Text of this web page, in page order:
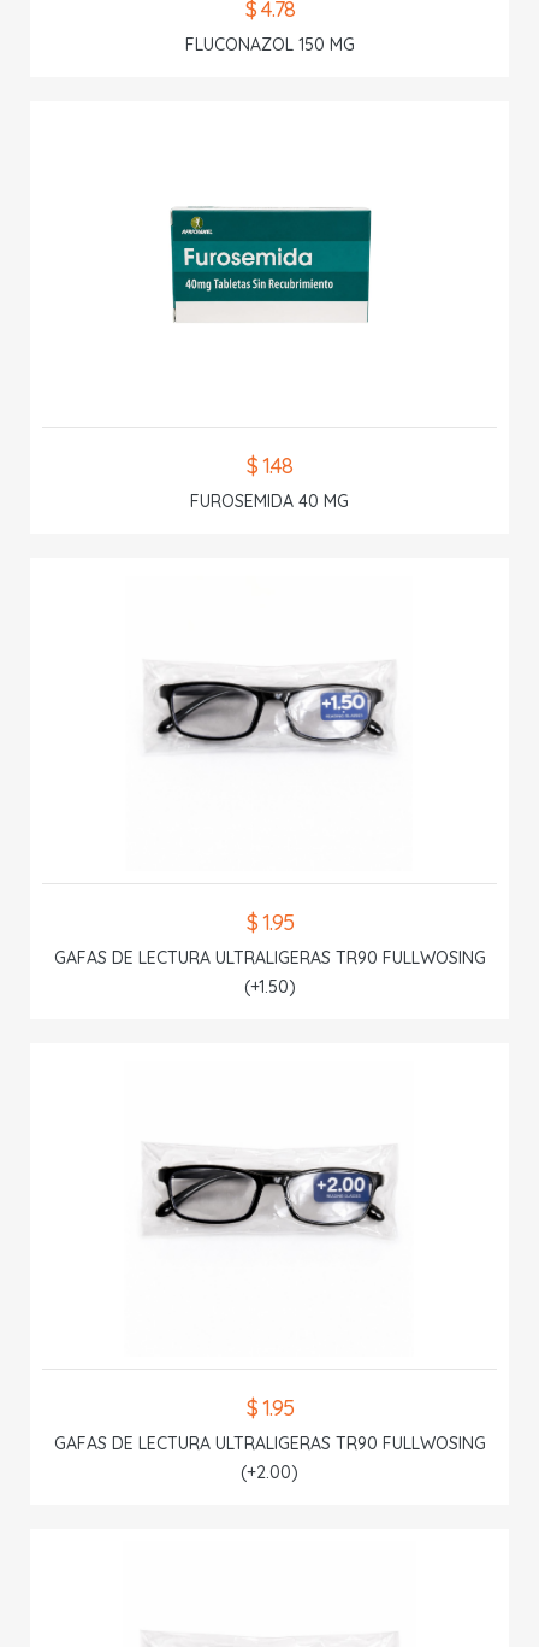
$ 4.78
FLUCONAZOL 150 MG
$ 1.48
FUROSEMIDA 40 MG
$ 1.95
GAFAS DE LECTURA ULTRALIGERAS TR90 FULLWOSING
(+1.50)
$ 1.95
GAFAS DE LECTURA ULTRALIGERAS TR90 FULLWOSING
(+2.00)